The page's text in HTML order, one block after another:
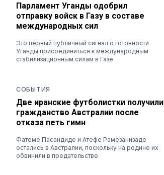
Парламент Уганды одобрил
отправку войск в Газу в составе
международных сил
Это первый публичный сигнал о готовности
Уганды присоединиться к международным
стабилизационным силам в Газе
СОБЫТИЯ
Две иранские футболистки получили
гражданство Австралии после
отказа петь гимн
Фатеме Пасандиде и Атефе Рамезанизаде
остались в Австралии, поскольку на родине их
обвинили в предательстве